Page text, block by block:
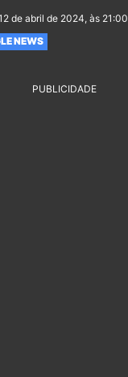
de abril de 2024, às 21:00
NEWS
PUBLICIDADE